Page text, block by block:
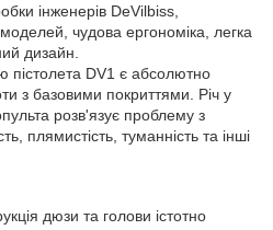
інженерів DeVilbiss,
чудова ергономіка, легка
дизайн.
DV1 є абсолютно
з базовими покриттями. Річ у
розв'язує проблему з
плямистість, туманність та інші
дюзи та голови істотно